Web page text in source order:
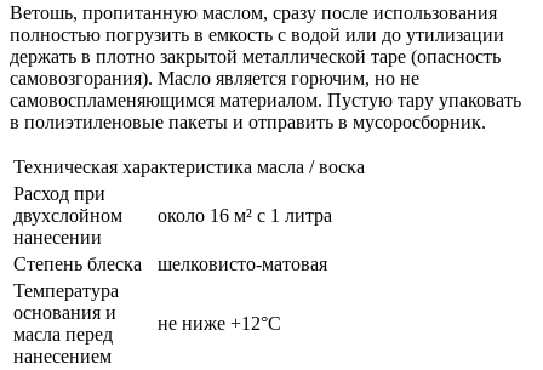
Ветошь, пропитанную маслом, сразу после использования
полностью погрузить в емкость с водой или до утилизации
держать в плотно закрытой металлической таре (опасность
самовозгорания). Масло является горючим, но не
самовоспламеняющимся материалом. Пустую тару упаковать
в полиэтиленовые пакеты и отправить в мусоросборник.
Техническая характеристика масла / воска
Расход при
двухслойном
нанесении
около 16 м² c 1 литра
Степень блеска
шелковисто-матовая
Температура
основания и
масла перед
нанесением
не ниже +12°С